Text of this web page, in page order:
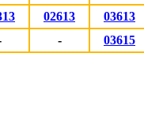
02613
03613
- 03615